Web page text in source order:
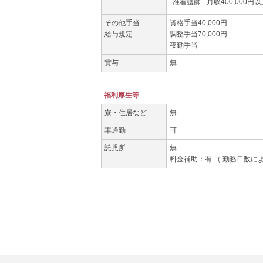
准看護師 月収400,000円
その他手当
給与規定
資格手当40,000円
調整手当70,000円
夜勤手当
賞与 無
福利厚生等
寮・住居など 無
車通勤 可
託児所
無
料金補助：有 （ 勤務日数に